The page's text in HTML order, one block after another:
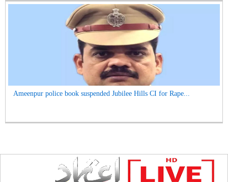
Ameenpur police book suspended Jubilee Hills CI for Rape...